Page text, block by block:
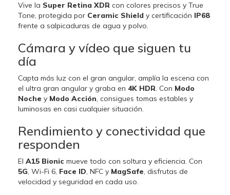
Vive la Super Retina XDR con colores precisos y True
Tone, protegida por Ceramic Shield y certificación IP68
frente a salpicaduras de agua y polvo.
Cámara y vídeo que siguen tu
día
Capta más luz con el gran angular, amplía la escena con
el ultra gran angular y graba en 4K HDR. Con Modo
Noche y Modo Acción, consigues tomas estables y
luminosas en casi cualquier situación.
Rendimiento y conectividad que
responden
El A15 Bionic mueve todo con soltura y eficiencia. Con
5G, Wi-Fi 6, Face ID, NFC y MagSafe, disfrutas de
velocidad y seguridad en cada uso.